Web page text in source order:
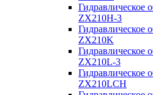
Гидравлическое
ZX210H-3
Гидравлическое
ZX210K
Гидравлическое
ZX210L-3
Гидравлическое
ZX210LCH